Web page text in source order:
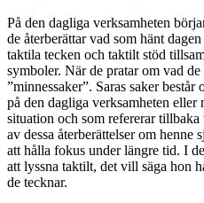
På den dagliga verksamheten
de återberättar vad som hänt
taktila tecken och taktilt stöd
symboler. När de pratar om vad
”minnessaker”. Saras saker
på den dagliga verksamheten
situation och som refererar
av dessa återberättelser om henne
att hålla fokus under längre tid. I
att lyssna taktilt, det vill säga hon
de tecknar.